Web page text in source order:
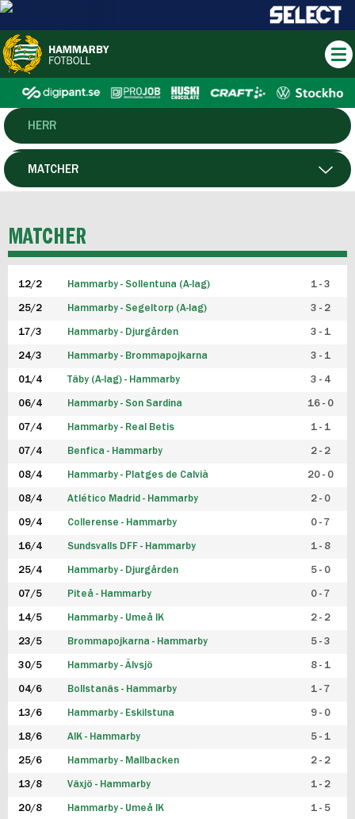
HERR
DAM
P19
F19
FUTSAL HERR
FUTSAL DAM
MATCHER
MATCHER
12/2 Hammarby - Sollentuna (A-lag) 1 - 3
25/2 Hammarby - Segeltorp (A-lag) 3 - 2
17/3 Hammarby - Djurgården 3 - 1
24/3 Hammarby - Brommapojkarna 3 - 1
01/4 Täby (A-lag) - Hammarby 3 - 4
06/4 Hammarby - Son Sardina 16 - 0
07/4 Hammarby - Real Betis 1 - 1
07/4 Benfica - Hammarby 2 - 2
08/4 Hammarby - Platges de Calvià 20 - 0
08/4 Atlético Madrid - Hammarby 2 - 0
09/4 Collerense - Hammarby 0 - 7
16/4 Sundsvalls DFF - Hammarby 1 - 8
25/4 Hammarby - Djurgården 5 - 0
07/5 Piteå - Hammarby 0 - 7
14/5 Hammarby - Umeå IK 2 - 2
23/5 Brommapojkarna - Hammarby 5 - 3
30/5 Hammarby - Älvsjö 8 - 1
04/6 Bollstanäs - Hammarby 1 - 7
13/6 Hammarby - Eskilstuna 9 - 0
18/6 AIK - Hammarby 5 - 1
25/6 Hammarby - Mallbacken 2 - 2
13/8 Växjö - Hammarby 1 - 2
20/8 Hammarby - Umeå IK 1 - 5